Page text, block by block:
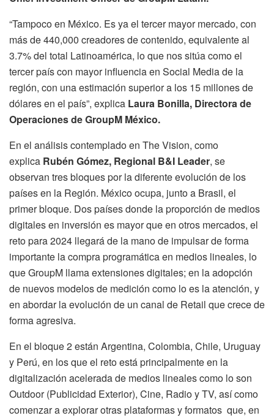
“Tampoco en México. Es ya el tercer mayor mercado, con
más de 440,000 creadores de contenido, equivalente al
3.7% del total Latinoamérica, lo que nos sitúa como el
tercer país con mayor influencia en Social Media de la
región, con una estimación superior a los 15 millones de
dólares en el país”, explica Laura Bonilla, Directora de
Operaciones de GroupM México.
En el análisis contemplado en The Vision, como
explica Rubén Gómez, Regional B&I Leader, se
observan tres bloques por la diferente evolución de los
países en la Región. México ocupa, junto a Brasil, el
primer bloque. Dos países donde la proporción de medios
digitales en inversión es mayor que en otros mercados, el
reto para 2024 llegará de la mano de impulsar de forma
importante la compra programática en medios lineales, lo
que GroupM llama extensiones digitales; en la adopción
de nuevos modelos de medición como lo es la atención, y
en abordar la evolución de un canal de Retail que crece de
forma agresiva.
En el bloque 2 están Argentina, Colombia, Chile, Uruguay
y Perú, en los que el reto está principalmente en la
digitalización acelerada de medios lineales como lo son
Outdoor (Publicidad Exterior), Cine, Radio y TV, así como
comenzar a explorar otras plataformas y formatos que, en